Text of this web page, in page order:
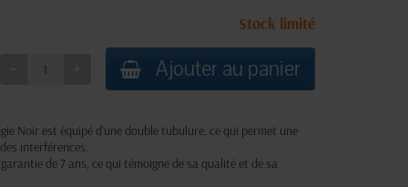
Stock limité
Ajouter au panier
Noir est équipé d'une double tubulure, ce qui permet une
interférences.
de 7 ans, ce qui témoigne de sa qualité et de sa